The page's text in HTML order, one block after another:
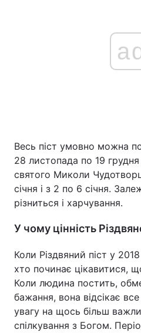
Весь піст умовно можна
28 листопада по 19
святого Миколи
січня і з 2 по 6 січня.
різниться і харчування.
У чому цінність
Коли Різдвяний піст у
хто починає цікавитися,
Коли людина постить,
бажання, вона відсікає
увагу на щось більш
спілкування з Богом.